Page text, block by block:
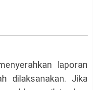
laporan
dilaksanakan. Jika